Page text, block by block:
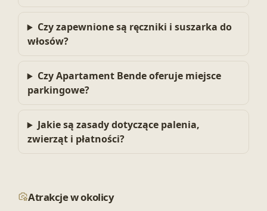
Czy zapewnione są ręczniki i suszarka do
włosów?
Czy Apartament Bende oferuje miejsce
parkingowe?
Jakie są zasady dotyczące palenia,
zwierząt i płatności?
Atrakcje w okolicy